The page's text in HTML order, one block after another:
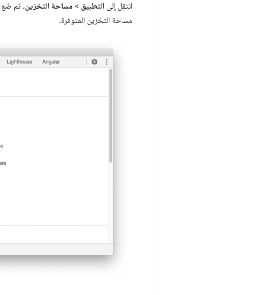
انتقِل إلى التطبيق > مساحة التخزين، ثم ضَع
مساحة التخزين المتوفرة.